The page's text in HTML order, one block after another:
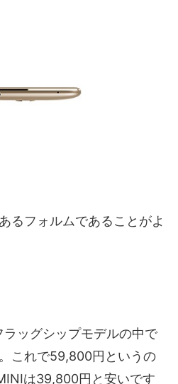
るフォルムであることがよ
ッグシップモデルの中で
これで59,800円というの
は39,800円と安いです